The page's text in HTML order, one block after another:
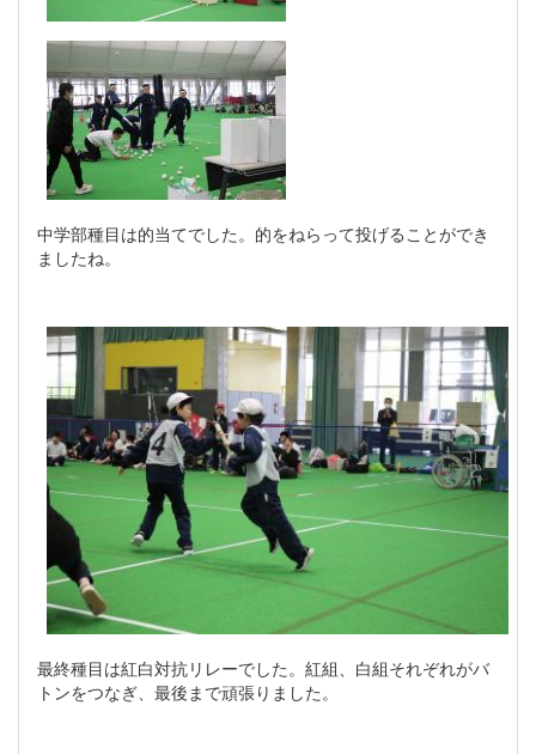
中学部種目は的当てでした。的をねらって投げることができ
ましたね。
最終種目は紅白対抗リレーでした。紅組、白組それぞれがバ
トンをつなぎ、最後まで頑張りました。